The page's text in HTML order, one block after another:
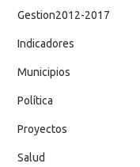
Gestion2012-2017
Indicadores
Municipios
Política
Proyectos
Salud